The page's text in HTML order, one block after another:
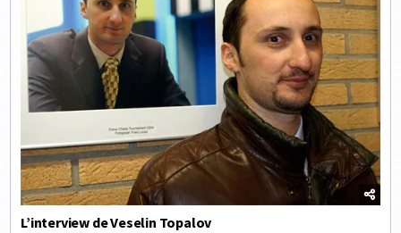
L’interview de Veselin Topalov